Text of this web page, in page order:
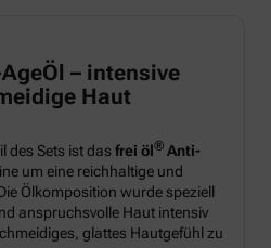
– intensive
Haut
des Sets ist das frei öl® Anti-
um eine reichhaltige und
Ölkomposition wurde speziell
anspruchsvolle Haut intensiv
glattes Hautgefühl zu